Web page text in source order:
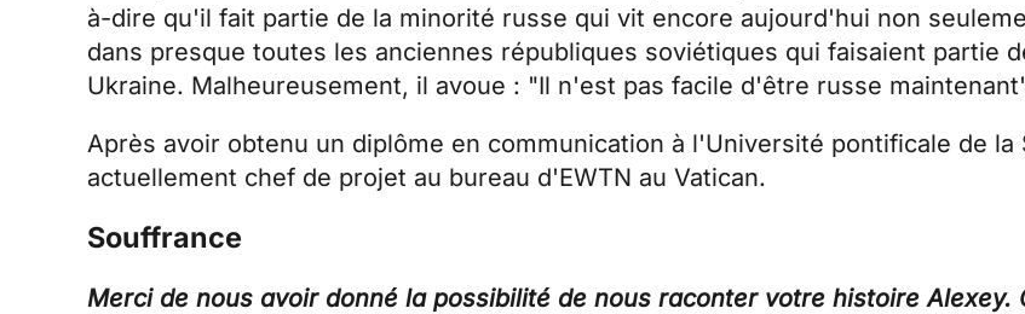
à-dire qu'il fait partie de la minorité russe qui vit encore aujourd'hui non
dans presque toutes les anciennes républiques soviétiques qui faisaient partie
Ukraine. Malheureusement, il avoue : "Il n'est pas facile d'être russe
Après avoir obtenu un diplôme en communication à l'Université pontificale de la
actuellement chef de projet au bureau d'EWTN au Vatican.
Souffrance
Merci de nous avoir donné la possibilité de nous raconter votre histoire Alexey.